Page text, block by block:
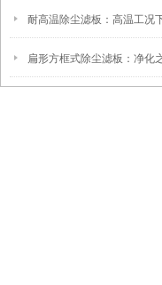
耐高温除尘滤板：高温工况
扁形方框式除尘滤板：净化